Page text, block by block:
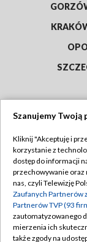
Abonament
Emisja w TVP
Centrum
Naziemna
Szanujemy Twoją
Kliknij "Akceptuję i
korzystanie z
dostęp do informacji
przechowywanie oraz
nas, czyli Telewizję
Zaufanych Partnerów
Partnerów TVP (93
zautomatyzowanego
mierzenia ich
także zgody na